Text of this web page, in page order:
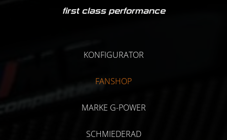
first class performance
KONFIGURATOR
FANSHOP
MARKE G-POWER
SCHMIEDERAD